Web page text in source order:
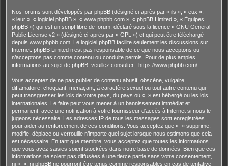
Nos forums sont développés par phpBB (désigné ci-après par « ils », « eux »,
« leur », « logiciel phpBB », « www.phpbb.com », « phpBB Limited », « Équipes
phpBB ») qui est un script libre de forum, déclaré sous la licence « GNU General
Public License v2 » (désigné ci-après par « GPL ») et qui peut être téléchargé
depuis www.phpbb.com . Le logiciel phpBB facilite seulement les discussions sur
Internet. phpBB Limited n’est pas responsable de ce que nous acceptons ou
n’acceptons pas comme contenu ou conduite permis. Pour de plus amples
informations au sujet de phpBB, veuillez consulter : https://www.phpbb.com/
Vous acceptez de ne pas publier de contenu abusif, obscène, vulgaire,
diffamatoire, choquant, menaçant, à caractère sexuel ou tout autre contenu qui
peut transgresser les lois de votre pays, du pays où « » est hébergé ou les lois
internationales. Le faire peut vous mener à un bannissement immédiat et
permanent, avec une notification à votre fournisseur d’accès à Internet si nous le
jugeons nécessaire. Les adresses IP de tous les messages sont enregistrées
pour aider au renforcement de ces conditions. Vous acceptez que « » supprime,
modifie, déplace ou verrouille n’importe quel sujet lorsque nous estimons que cela
est nécessaire. En tant que membre, vous acceptez que toutes les informations
que vous avez saisies soient stockées dans notre base de données. Bien que ces
informations ne soient pas diffusées à une tierce partie sans votre consentement,
ni « », ni phpBB ne pourront être tenus comme responsables en cas de tentative